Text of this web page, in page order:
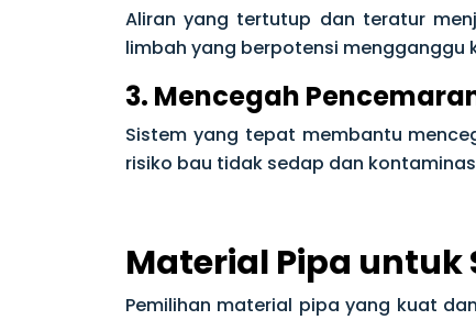
Aliran yang tertutup dan teratur
limbah yang berpotensi mengganggu
3. Mencegah
Sistem yang tepat membantu
risiko bau tidak sedap dan
Material Pipa untuk
Pemilihan material pipa yang kuat